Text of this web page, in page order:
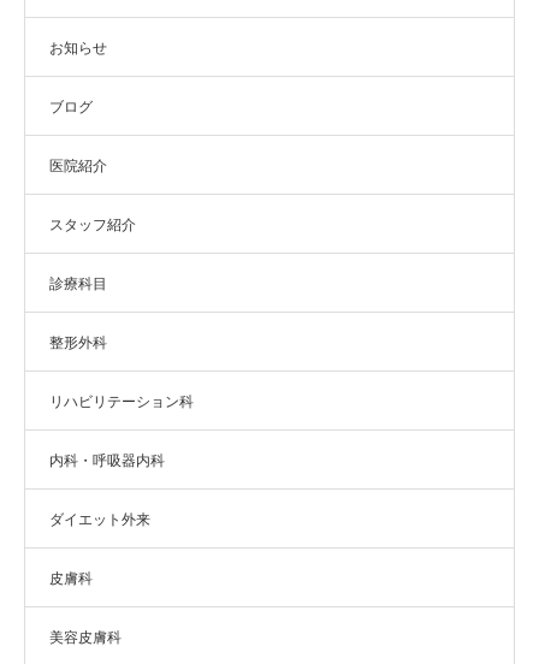
お知らせ
ブログ
医院紹介
スタッフ紹介
診療科目
整形外科
リハビリテーション科
内科・呼吸器内科
ダイエット外来
皮膚科
美容皮膚科